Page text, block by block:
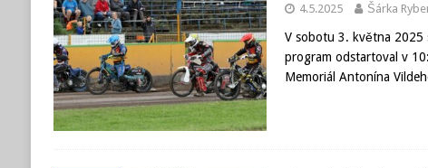
4.5.2025 Šárka
V sobotu 3. května 2025
program odstartoval v
Memoriál Antonína